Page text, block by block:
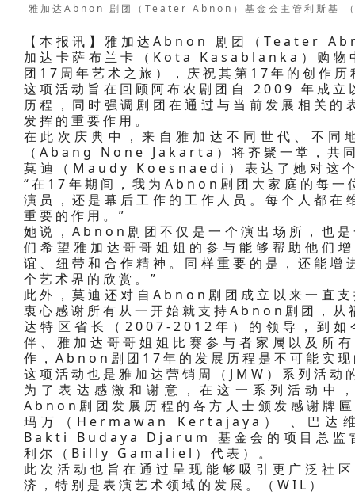
（左起），戏剧演员包括：哈达（Hada Cipta） 和伊玛
【本报讯】雅加达Abnon 剧团（Teater
加达卡萨布兰卡（Kota Kasablanka）购物
团17周年艺术之旅），庆祝其第17年的创作历
这项活动旨在回顾阿布农剧团自 2009 年成立
历程，同时强调剧团在通过与当前发展相关
发挥的重要作用。
在此次庆典中，来自雅加达不同世代、不
（Abang None Jakarta）将齐聚一堂，共
莫迪（Maudy Koesnaedi）表达了她对这
“在17年期间，我为Abnon剧团大家庭的每一
演员，还是幕后工作的工作人员。每个人都
重要的作用。”
她说，Abnon剧团不仅是一个演出场所，也
们希望雅加达哥哥姐姐的参与能够帮助他们
谊、纽带和合作精神。同样重要的是，还能
个艺术界的欣赏。”
此外，莫迪还对自Abnon剧团成立以来一直
衷心感谢所有从一开始就支持Abnon剧团，
达特区省长（2007-2012年）的领导，到
伴、雅加达哥哥姐姐比赛参与者家属以及所
作，Abnon剧团17年的发展历程是不可能实现
这项活动也是雅加达营销周（JMW）系列活动
为了表达感激和谢意，在这一系列活动
Abnon剧团发展历程的各方人士颁发感谢
玛万（Hermawan Kertajaya） 、巴达
Bakti Budaya Djarum 基金会的项目总监
利尔（Billy Gamaliel）代表）。
此次活动也旨在通过呈现能够吸引更广泛社